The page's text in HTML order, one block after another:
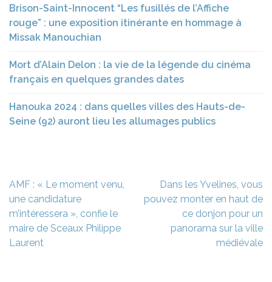
Brison-Saint-Innocent “Les fusillés de l’Affiche
rouge” : une exposition itinérante en hommage à
Missak Manouchian
Mort d’Alain Delon : la vie de la légende du cinéma
français en quelques grandes dates
Hanouka 2024 : dans quelles villes des Hauts-de-
Seine (92) auront lieu les allumages publics
Navigation
de
l’article
AMF : « Le moment venu,
une candidature
m’intéressera », confie le
maire de Sceaux Philippe
Laurent
Dans les Yvelines, vous
pouvez monter en haut de
ce donjon pour un
panorama sur la ville
médiévale